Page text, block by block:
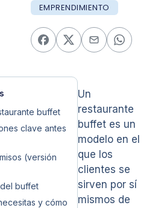
EMPRENDIMIENTO
buffet
clave antes
(versión
buffet
y cómo
Un
restaurante
buffet es un
modelo en el
que los
clientes se
sirven por sí
mismos de